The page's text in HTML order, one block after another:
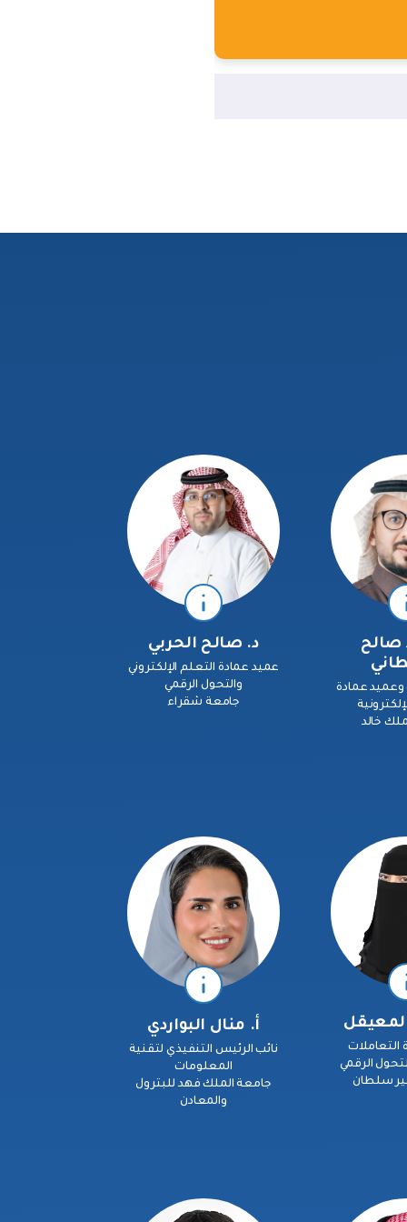
صالح
عمادة
خالد
د. صالح الحربي
عميد عمادة التعلم الإلكتروني
والتحول الرقمي
جامعة شقراء
التعاملات
الرقمي
سلطان
أ. منال البواردي
نائب الرئيس التنفيذي لتقنية
المعلومات
جامعة الملك فهد للبترول
والمعادن